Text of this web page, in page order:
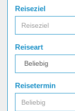
Reiseziel
Reiseart
Reisetermin